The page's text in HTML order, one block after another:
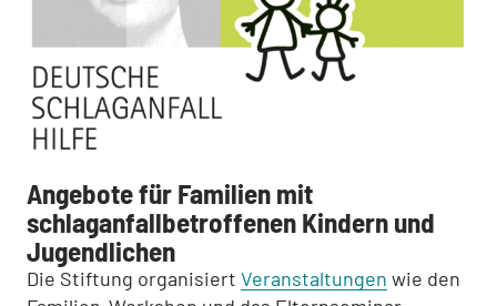
Angebote für Familien mit
schlaganfallbetroffenen Kindern und
Jugendlichen
Die Stiftung organisiert Veranstaltungen wie den